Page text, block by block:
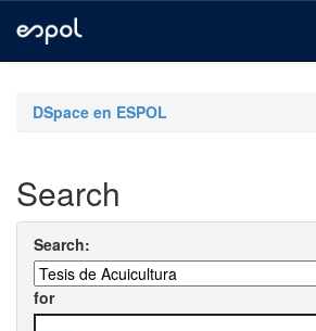
navigationDSpace en ESPOL
Search
Search:
for